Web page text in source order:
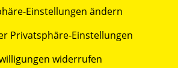
Einstellungen ändern
Privatsphäre-Einstellungen
widerrufen